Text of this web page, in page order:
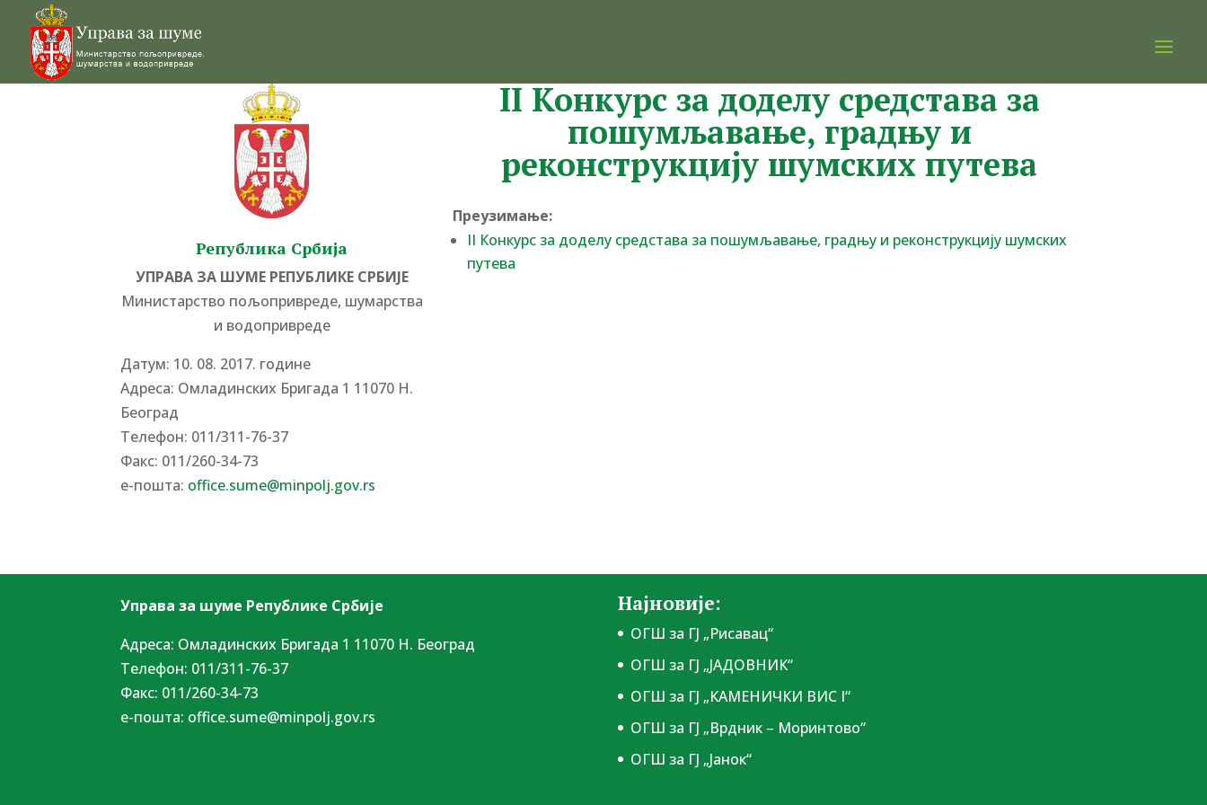
Република Србија
УПРАВА ЗА ШУМЕ РЕПУБЛИКЕ СРБИЈЕ
Министарство пољопривреде, шумарства
и водопривреде
Датум: 10. 08. 2017. године
Адреса: Омладинских Бригада 1 11070 Н.
Београд
Tелефон: 011/311-76-37
Факс: 011/260-34-73
е-пошта: office.sume@minpolj.gov.rs
II Конкурс за доделу средстава за
пошумљавање, градњу и
реконструкцију шумских путева
Преузимање:
II Конкурс за доделу средстава за пошумљавање, градњу и реконструкцију шумских
путева
Управа за шуме Републике Србије
Адреса: Омладинских Бригада 1 11070 Н. Београд
Tелефон: 011/311-76-37
Факс: 011/260-34-73
е-пошта: office.sume@minpolj.gov.rs
Најновије:
ОГШ за ГЈ „Рисавац“
ОГШ за ГЈ „ЈАДОВНИК“
ОГШ за ГЈ „КАМЕНИЧКИ ВИС I“
ОГШ за ГЈ „Врдник – Моринтово“
ОГШ за ГЈ „Јанок“